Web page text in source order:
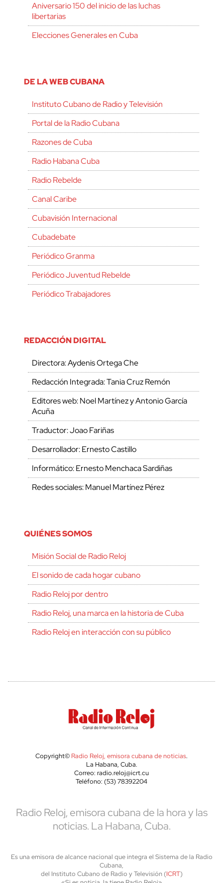
Aniversario 150 del inicio de las luchas
libertarias
Elecciones Generales en Cuba
DE LA WEB CUBANA
Instituto Cubano de Radio y Televisión
Portal de la Radio Cubana
Razones de Cuba
Radio Habana Cuba
Radio Rebelde
Canal Caribe
Cubavisión Internacional
Cubadebate
Periódico Granma
Periódico Juventud Rebelde
Periódico Trabajadores
REDACCIÓN DIGITAL
Directora: Aydenis Ortega Che
Redacción Integrada: Tania Cruz Remón
Editores web: Noel Martínez y Antonio García
Acuña
Traductor: Joao Fariñas
Desarrollador: Ernesto Castillo
Informático: Ernesto Menchaca Sardiñas
Redes sociales: Manuel Martínez Pérez
QUIÉNES SOMOS
Misión Social de Radio Reloj
El sonido de cada hogar cubano
Radio Reloj por dentro
Radio Reloj, una marca en la historia de Cuba
Radio Reloj en interacción con su público
Copyright© Radio Reloj, emisora cubana de noticias.
La Habana, Cuba.
Correo: radio.reloj@icrt.cu
Teléfono: (53) 78392204
Radio Reloj, emisora cubana de la hora y las
noticias. La Habana, Cuba.
Es una emisora de alcance nacional que integra el Sistema de la Radio
Cubana,
del Instituto Cubano de Radio y Televisión (ICRT)